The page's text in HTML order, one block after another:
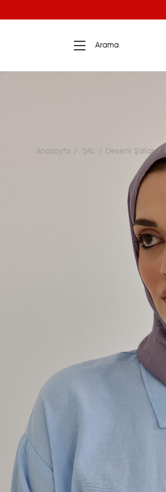
Anasayfa ŞAL Desenli Şallar